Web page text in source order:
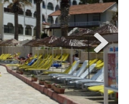
Запитване